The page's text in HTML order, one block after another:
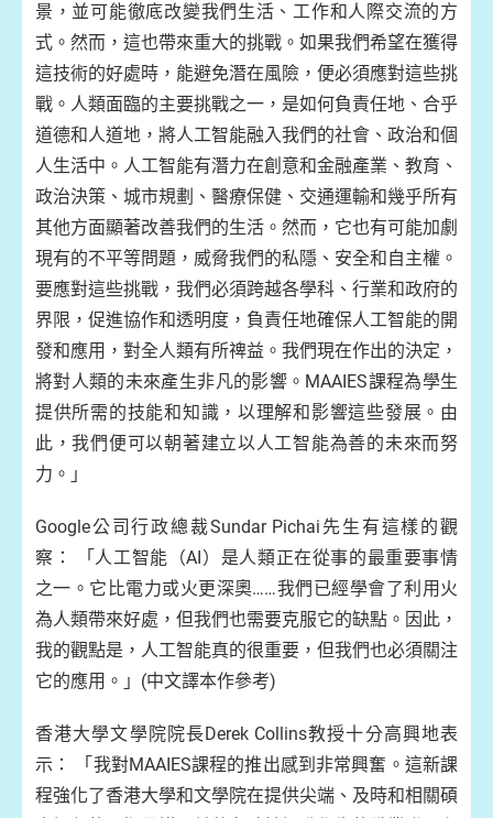
景，並可能徹底改變我們生活、工作和人際交流的方
式。然而，這也帶來重大的挑戰。如果我們希望在獲得
這技術的好處時，能避免潛在風險，便必須應對這些挑
戰。人類面臨的主要挑戰之一，是如何負責任地、合乎
道德和人道地，將人工智能融入我們的社會、政治和個
人生活中。人工智能有潛力在創意和金融產業、教育、
政治決策、城市規劃、醫療保健、交通運輸和幾乎所有
其他方面顯著改善我們的生活。然而，它也有可能加劇
現有的不平等問題，威脅我們的私隱、安全和自主權。
要應對這些挑戰，我們必須跨越各學科、行業和政府的
界限，促進協作和透明度，負責任地確保人工智能的開
發和應用，對全人類有所禆益。我們現在作出的決定，
將對人類的未來產生非凡的影響。MAAIES課程為學生
提供所需的技能和知識，以理解和影響這些發展。由
此，我們便可以朝著建立以人工智能為善的未來而努
力。」
Google公司行政總裁Sundar Pichai先生有這樣的觀
察： 「人工智能（AI）是人類正在從事的最重要事情
之一。它比電力或火更深奧……我們已經學會了利用火
為人類帶來好處，但我們也需要克服它的缺點。因此，
我的觀點是，人工智能真的很重要，但我們也必須關注
它的應用。」(中文譯本作參考)
香港大學文學院院長Derek Collins教授十分高興地表
示： 「我對MAAIES課程的推出感到非常興奮。這新課
程強化了香港大學和文學院在提供尖端、及時和相關碩